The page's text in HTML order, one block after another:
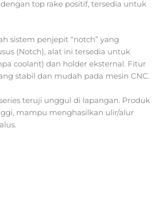
top rake positif, tersedia untuk
sistem penjepit “notch” yang
(Notch), alat ini tersedia untuk
coolant) dan holder eksternal. Fitur
stabil dan mudah pada mesin CNC.
teruji unggul di lapangan. Produk
mampu menghasilkan ulir/alur